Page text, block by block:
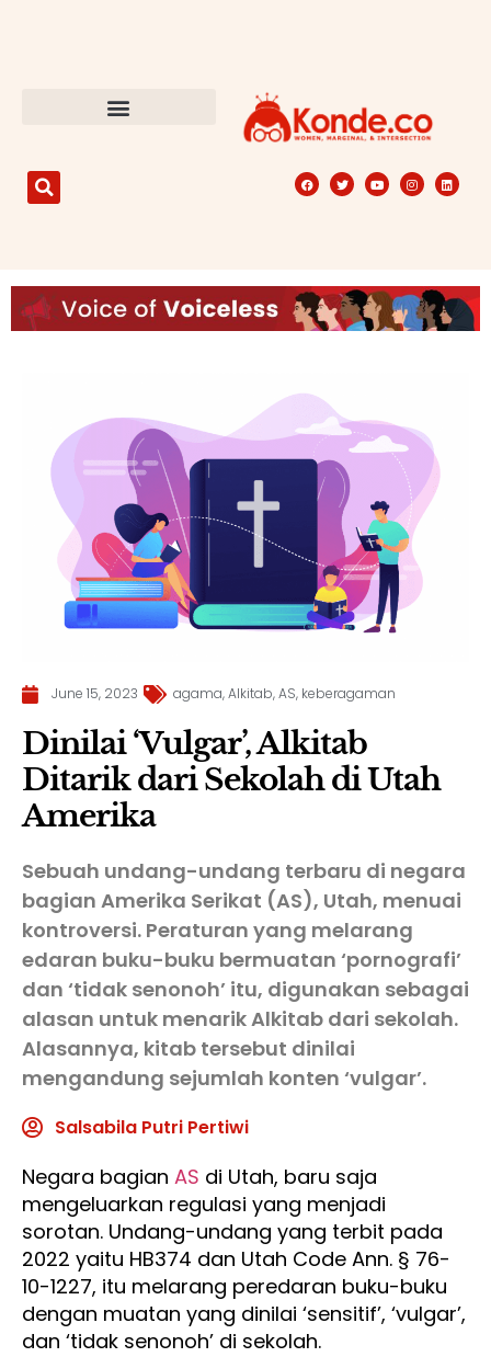
June 15, 2023 agama,Alkitab,AS, keberagaman
Dinilai ‘Vulgar’, Alkitab
Ditarik dari Sekolah di Utah
Amerika
Sebuah undang-undang terbaru di negara
bagian Amerika Serikat (AS), Utah, menuai
kontroversi. Peraturan yang melarang
edaran buku-buku bermuatan ‘pornografi’
dan ‘tidak senonoh’ itu, digunakan sebagai
alasan untuk menarik Alkitab dari sekolah.
Alasannya, kitab tersebut dinilai
mengandung sejumlah konten ‘vulgar’.
Salsabila Putri Pertiwi
Negara bagian AS di Utah, baru saja
mengeluarkan regulasi yang menjadi
sorotan. Undang-undang yang terbit pada
2022 yaitu HB374 dan Utah Code Ann. § 76-
10-1227, itu melarang peredaran buku-buku
dengan muatan yang dinilai ‘sensitif’, ‘vulgar’,
dan ‘tidak senonoh’ di sekolah.